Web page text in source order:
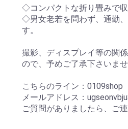
◇コンパクトな折り畳みで収
◇男女老若を問わず、通勤
す。
撮影、ディスプレイ等の関
ので、予めご了承下さいませ
こちらのライン：0109shop
メールアドレス：
ご質問がありましたら、ご